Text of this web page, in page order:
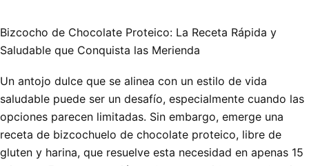
Bizcocho de Chocolate Proteico: La Receta Rápida y
Saludable que Conquista las Merienda
Un antojo dulce que se alinea con un estilo de vida
saludable puede ser un desafío, especialmente cuando las
opciones parecen limitadas. Sin embargo, emerge una
receta de bizcochuelo de chocolate proteico, libre de
gluten y harina, que resuelve esta necesidad en apenas 15